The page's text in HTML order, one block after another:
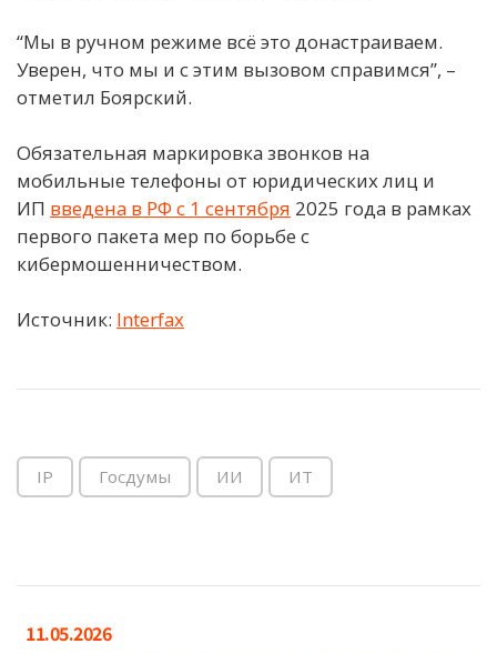
“Мы в ручном режиме всё это донастраиваем.
Уверен, что мы и с этим вызовом справимся”, –
отметил Боярский.
Обязательная маркировка звонков на
мобильные телефоны от юридических лиц и
ИП введена в РФ с 1 сентября 2025 года в рамках
первого пакета мер по борьбе с
кибермошенничеством.
Источник: Interfax
IP Госдумы ИИ ИТ
11.05.2026